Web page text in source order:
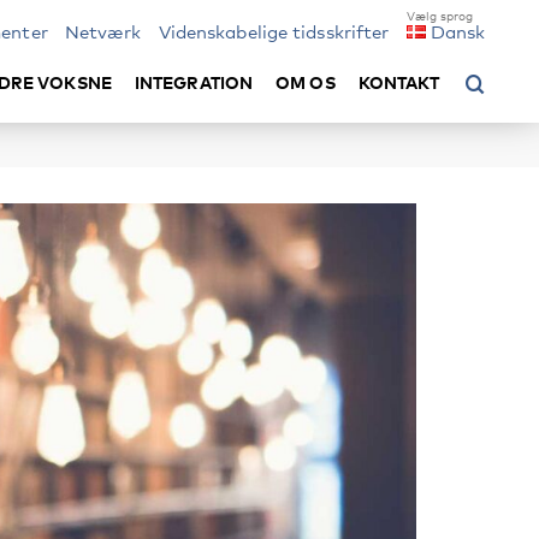
Netværk Videnskabelige tidsskrifter Dansk
VOKSNE INTEGRATION OM OS KONTAKT